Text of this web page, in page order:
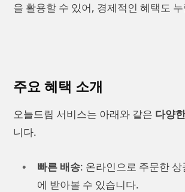
을 활용할 수 있어, 경제적인 혜택도
주요 혜택 소개
오늘드림 서비스는 아래와 같은 다양
니다.
빠른 배송: 온라인으로 주문한 상
에 받아볼 수 있습니다.